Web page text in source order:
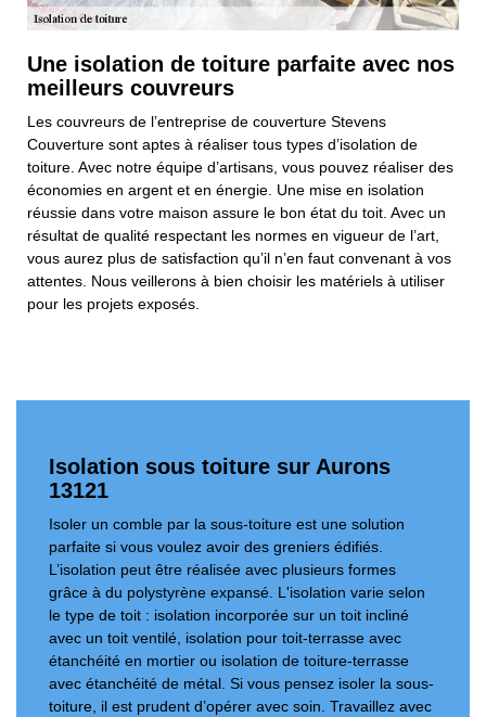
Une isolation de toiture parfaite avec nos
meilleurs couvreurs
Les couvreurs de l’entreprise de couverture Stevens
Couverture sont aptes à réaliser tous types d’isolation de
toiture. Avec notre équipe d’artisans, vous pouvez réaliser des
économies en argent et en énergie. Une mise en isolation
réussie dans votre maison assure le bon état du toit. Avec un
résultat de qualité respectant les normes en vigueur de l’art,
vous aurez plus de satisfaction qu’il n’en faut convenant à vos
attentes. Nous veillerons à bien choisir les matériels à utiliser
pour les projets exposés.
Isolation sous toiture sur Aurons
13121
Isoler un comble par la sous-toiture est une solution
parfaite si vous voulez avoir des greniers édifiés.
L’isolation peut être réalisée avec plusieurs formes
grâce à du polystyrène expansé. L'isolation varie selon
le type de toit : isolation incorporée sur un toit incliné
avec un toit ventilé, isolation pour toit-terrasse avec
étanchéité en mortier ou isolation de toiture-terrasse
avec étanchéité de métal. Si vous pensez isoler la sous-
toiture, il est prudent d’opérer avec soin. Travaillez avec